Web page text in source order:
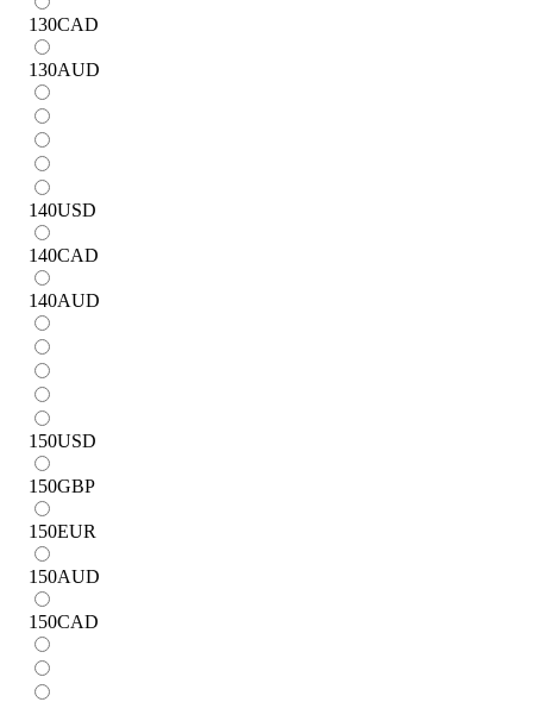
130CAD
130AUD
140USD
140CAD
140AUD
150USD
150GBP
150EUR
150AUD
150CAD